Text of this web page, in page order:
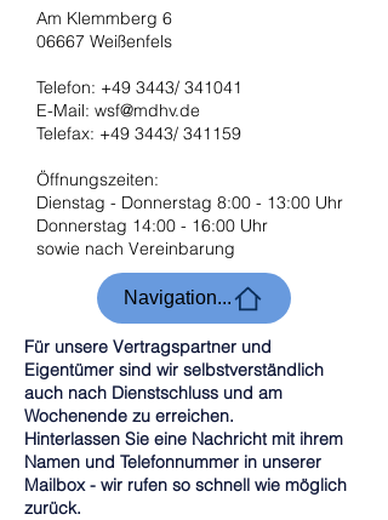
Am Klemmberg 6
06667 Weißenfels
Telefon: +49 3443/ 341041
E-Mail: wsf@mdhv.de
Telefax: +49 3443/ 341159
Öffnungszeiten:
Dienstag - Donnerstag 8:00 - 13:00 Uhr
Donnerstag 14:00 - 16:00 Uhr
sowie nach Vereinbarung
Navigation...
Für unsere Vertragspartner und
Eigentümer sind wir selbstverständlich
auch nach Dienstschluss und am
Wochenende zu erreichen.
Hinterlassen Sie eine Nachricht mit ihrem
Namen und Telefonnummer in unserer
Mailbox - wir rufen so schnell wie möglich
zurück.